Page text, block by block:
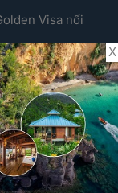
Visa nổi
Châu Âu,
X